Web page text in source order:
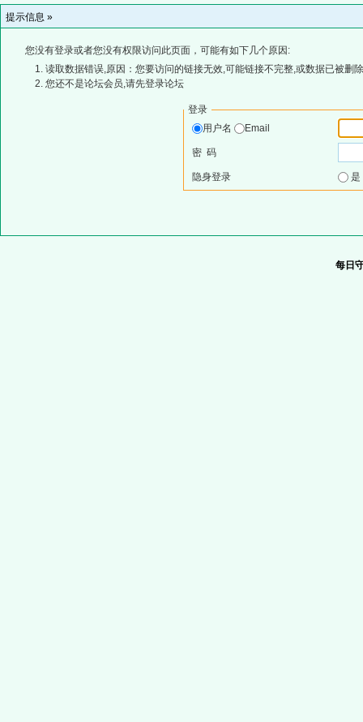
提示信息 »
您没有登录或者您没有权限访问此页面，可能有如下几个原因:
读取数据错误,原因：您要访问的链接无效,可能链接不完整,或数据已被删
您还不是论坛会员,请先登录论坛
登录
用户名
Email
密 码
隐身登录
每日